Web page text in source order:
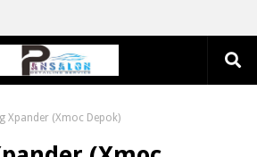
Xpander (Xmoc Depok)